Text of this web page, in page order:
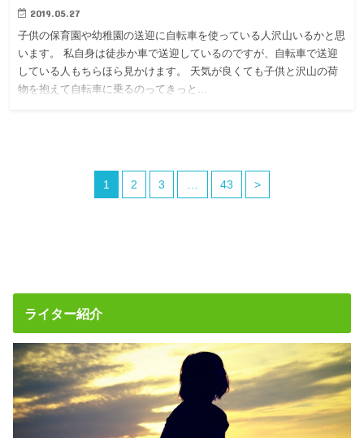
2019.05.27
子供の保育園や幼稚園の送迎に自転車を使っている人沢山いるかと思
います。 私自身は徒歩か車で送迎しているのですが、自転車で送迎
している人もちらほら見かけます。 天気が良くても子供と沢山の荷
物を抱えて自転車に乗るのってきっと…
1 2 3 43 >
ライター紹介